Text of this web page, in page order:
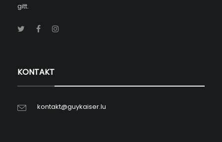
gitt.
KONTAKT
kontakt@guykaiser.lu